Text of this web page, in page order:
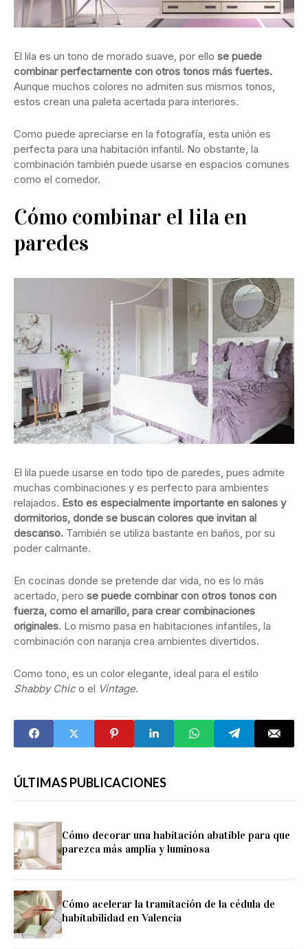
El lila es un tono de morado suave, por ello se puede
combinar perfectamente con otros tonos más fuertes.
Aunque muchos colores no admiten sus mismos tonos,
estos crean una paleta acertada para interiores.
Como puede apreciarse en la fotografía, esta unión es
perfecta para una habitación infantil. No obstante, la
combinación también puede usarse en espacios comunes
como el comedor.
Cómo combinar el lila en
paredes
El lila puede usarse en todo tipo de paredes, pues admite
muchas combinaciones y es perfecto para ambientes
relajados. Esto es especialmente importante en salones y
dormitorios, donde se buscan colores que invitan al
descanso. También se utiliza bastante en baños, por su
poder calmante.
En cocinas donde se pretende dar vida, no es lo más
acertado, pero se puede combinar con otros tonos con
fuerza, como el amarillo, para crear combinaciones
originales. Lo mismo pasa en habitaciones infantiles, la
combinación con naranja crea ambientes divertidos.
Como tono, es un color elegante, ideal para el estilo
Shabby Chico el Vintage.
ÚLTIMAS PUBLICACIONES
Cómo decorar una habitación abatible para que
parezca más amplia y luminosa
Cómo acelerar la tramitación de la cédula de
habitabilidad en Valencia